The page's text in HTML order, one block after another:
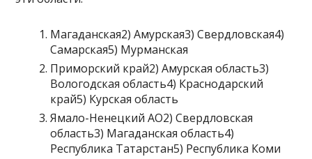
Магаданская2) Амурская3) Свердловская4)
Самарская5) Мурманская
Приморский край2) Амурская область3)
Вологодская область4) Краснодарский
край5) Курская область
Ямало-Ненецкий АО2) Свердловская
область3) Магаданская область4)
Республика Татарстан5) Республика Коми